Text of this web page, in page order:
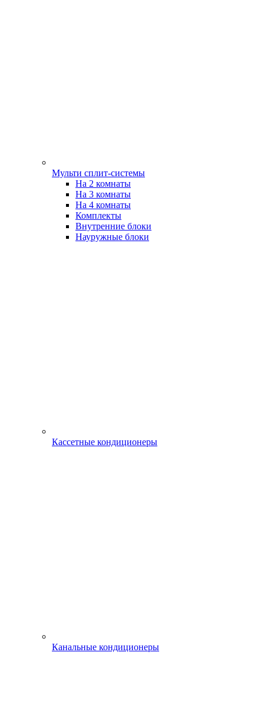
Мульти сплит-системы
На 2 комнаты
На 3 комнаты
На 4 комнаты
Комплекты
Внутренние блоки
Науружные блоки
Кассетные кондиционеры
Канальные кондиционеры